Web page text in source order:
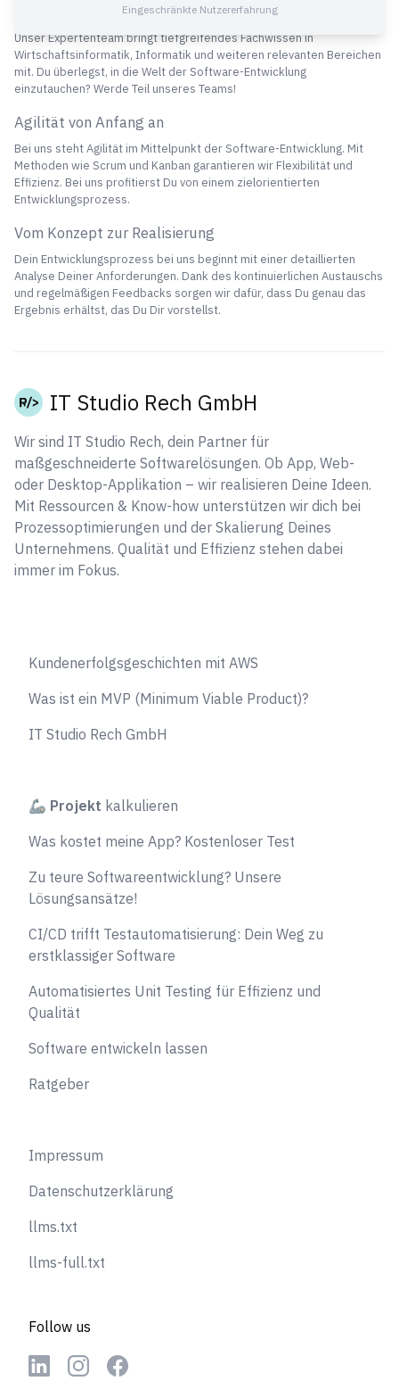
Eingeschränkte Nutzererfahrung
Top Expertise in der Software-Entwicklung
Unser Expertenteam bringt tiefgreifendes Fachwissen in
Wirtschaftsinformatik, Informatik und weiteren relevanten Bereichen
mit. Du überlegst, in die Welt der Software-Entwicklung
einzutauchen? Werde Teil unseres Teams!
Agilität von Anfang an
Bei uns steht Agilität im Mittelpunkt der Software-Entwicklung. Mit
Methoden wie Scrum und Kanban garantieren wir Flexibilität und
Effizienz. Bei uns profitierst Du von einem zielorientierten
Entwicklungsprozess.
Vom Konzept zur Realisierung
Dein Entwicklungsprozess bei uns beginnt mit einer detaillierten
Analyse Deiner Anforderungen. Dank des kontinuierlichen Austauschs
und regelmäßigen Feedbacks sorgen wir dafür, dass Du genau das
Ergebnis erhältst, das Du Dir vorstellst.
IT Studio Rech GmbH
Wir sind IT Studio Rech, dein Partner für
maßgeschneiderte Softwarelösungen. Ob App, Web-
oder Desktop-Applikation – wir realisieren Deine Ideen.
Mit Ressourcen & Know-how unterstützen wir dich bei
Prozessoptimierungen und der Skalierung Deines
Unternehmens. Qualität und Effizienz stehen dabei
immer im Fokus.
Kundenerfolgsgeschichten mit AWS
Was ist ein MVP (Minimum Viable Product)?
IT Studio Rech GmbH
🦾 Projekt kalkulieren
Was kostet meine App? Kostenloser Test
Zu teure Softwareentwicklung? Unsere
Lösungsansätze!
CI/CD trifft Testautomatisierung: Dein Weg zu
erstklassiger Software
Automatisiertes Unit Testing für Effizienz und
Qualität
Software entwickeln lassen
Ratgeber
Impressum
Datenschutzerklärung
llms.txt
llms-full.txt
Follow us
LinkedinInstagramFacebook